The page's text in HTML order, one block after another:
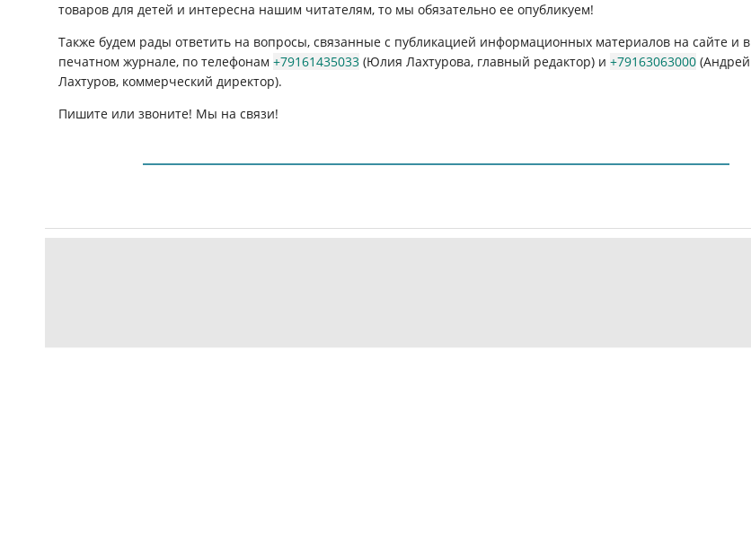
товаров для детей и интересна нашим читателям, то мы обязательно ее опубликуем!
Также будем рады ответить на вопросы, связанные с публикацией информационных материалов на сайте и в
печатном журнале, по телефонам+79161435033 (Юлия Лахтурова, главный редактор) и+79163063000 (Андрей
Лахтуров, коммерческий директор).
Пишите или звоните! Мы на связи!